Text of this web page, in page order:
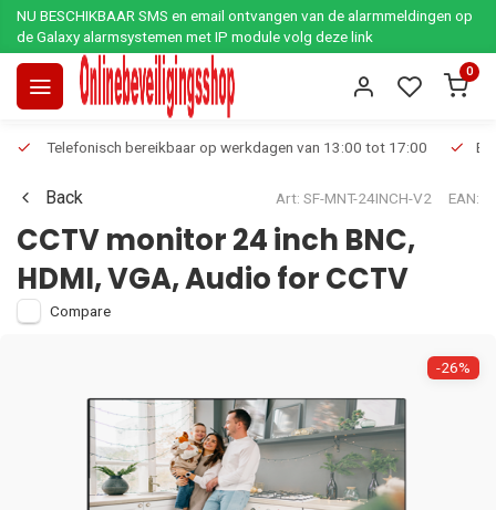
NU BESCHIKBAAR SMS en email ontvangen van de alarmmeldingen op
de Galaxy alarmsystemen met IP module volg deze link
0
Telefonisch bereikbaar op werkdagen van 13:00 tot 17:00
Back Art: SF-MNT-24INCH-V2 EAN:
CCTV monitor 24 inch BNC,
HDMI, VGA, Audio for CCTV
Compare
-26%